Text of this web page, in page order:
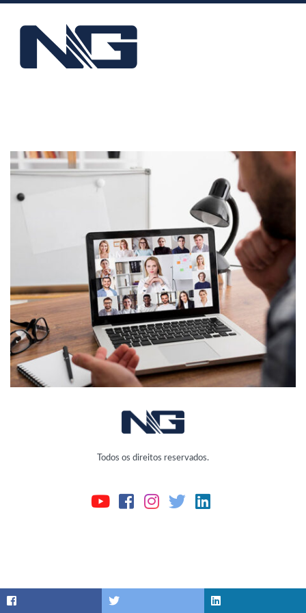
Todos os direitos reservados.